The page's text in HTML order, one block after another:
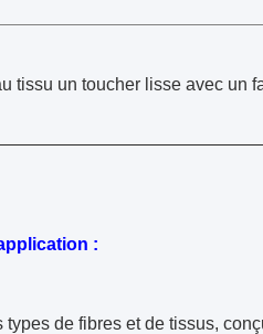
tissu un toucher lisse avec un
:
types de fibres et de tissus,